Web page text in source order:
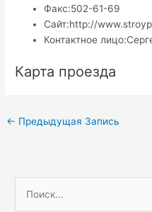
Факс:502-61-69
Сайт:http://
Контактное лицо:
Карта проезда
Навигация
← Предыдущая Запись